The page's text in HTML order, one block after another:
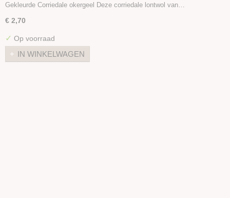
Gekleurde Corriedale okergeel Deze corriedale lontwol van…
€ 2,70
✓ Op voorraad
IN WINKELWAGEN